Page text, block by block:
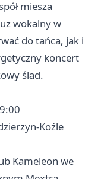
miesza
wokalny w
do tańca, jak i
koncert
ślad.
Koźle
Kameleon we